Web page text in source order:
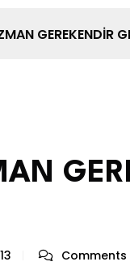
GEREKENDİR